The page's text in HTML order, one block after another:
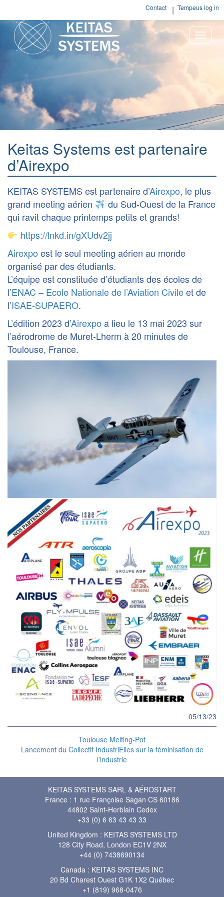
Contact Tempeus log in
Toggle
Keitas Systems est partenaire
d’Airexpo
KEITAS SYSTEMS est partenaire d’Airexpo, le plus
grand meeting aérien
du Sud-Ouest de la France
qui ravit chaque printemps petits et grands!
https://lnkd.in/gXUdv2jj
Airexpo est le seul meeting aérien au monde
organisé par des étudiants.
L’équipe est constituée d’étudiants des écoles de
l’ENAC – Ecole Nationale de l’Aviation Civileet de
l’ISAE-SUPAERO.
L’édition 2023 d’Airexpo a lieu le 13 mai 2023 sur
l’aérodrome de Muret-Lherm à 20 minutes de
Toulouse, France.
05/13/23
Toulouse Melting-Pot
Lancement du Collectif IndustriElles sur la féminisation de
l’industrie
KEITAS SYSTEMS SARL & AÉROSTART
France : 1 rue Françoise Sagan CS 60186
44802 Saint-Herblain Cedex
+33 (0) 6 63 43 43 33
United Kingdom : KEITAS SYSTEMS LTD
128 City Road, London EC1V 2NX
+44 (0) 7438690134
Canada : KEITAS SYSTEMS INC
20 Bd Charest Ouest G1K 1X2 Québec
+1 (819) 968-0476